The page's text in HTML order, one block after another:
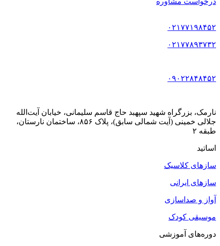
۰۲۱۷۷۱۹۸۴۵۲
۰۲۱۷۷۸۹۳۷۳۲
۰۹۰۲۲۸۴۸۴۵۲
نارمک، بزرگراه شهید سپهبد حاج قاسم سلیمانی، خیابان آیت‌الله
جلالی خمینی (آیت شمالی سابق)، پلاک ۸۵۶، ساختمان نارستان،
طبقه ۲
اساتید
سازهای کلاسیک
سازهای ایرانی
آواز و صداسازی
موسیقی کودک
دوره‌های آموزشی